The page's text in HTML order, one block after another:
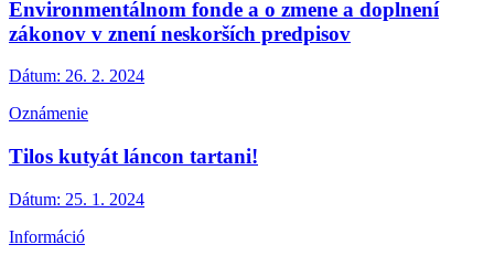
Environmentálnom fonde a o zmene a doplnení
zákonov v znení neskorších predpisov
Dátum: 26. 2. 2024
Oznámenie
Tilos kutyát láncon tartani!
Dátum: 25. 1. 2024
Információ